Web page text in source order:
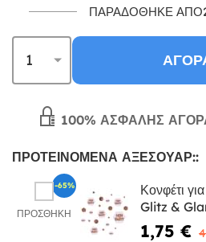
ΠΑΡΑΔΌΘΗΚΕ
100% ΑΣΦΑΛΉΣ
ΠΡΟΤΕΙΝΌΜΕΝΑ ΑΞΕΣΟΥΆΡ::
ΠΡΟΣΘΉΚΗ
Κονφέτι
Glitz &
1,75 €
-65%